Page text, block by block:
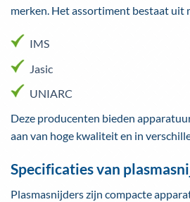
merken. Het assortiment bestaat uit
IMS
Jasic
UNIARC
Deze producenten bieden
aan van hoge kwaliteit en in
Specificaties van
Plasmasnijders zijn compacte